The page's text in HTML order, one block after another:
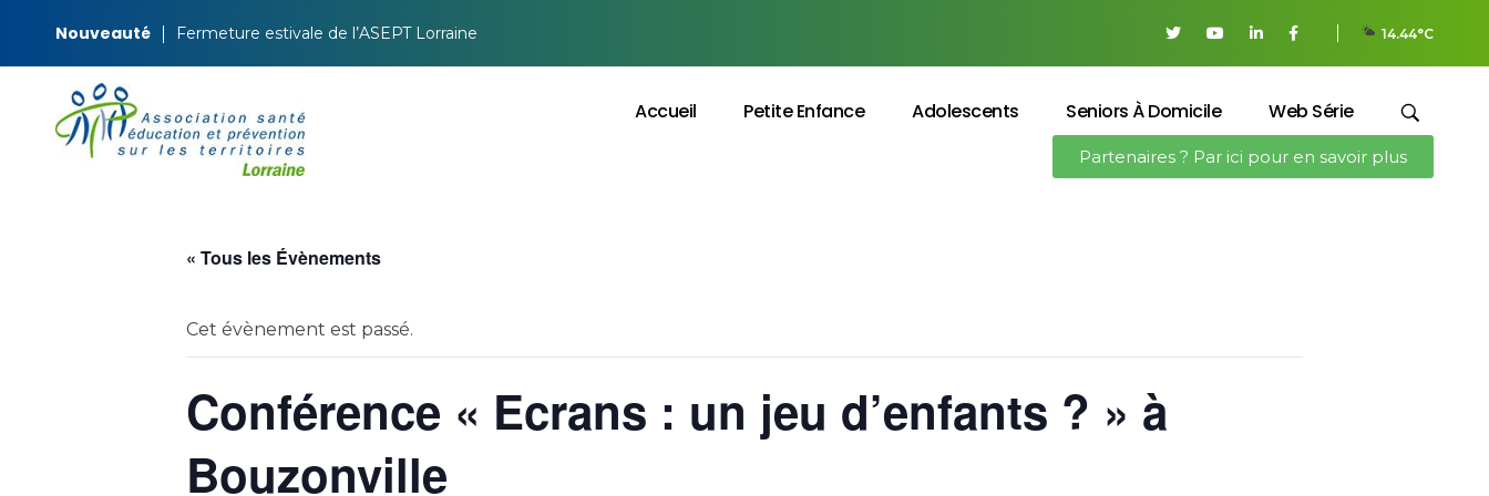
Nouveauté Fermeture estivale de l’ASEPT Lorraine 14.44°C
Accueil Petite Enfance Adolescents Seniors À Domicile Web Série
Partenaires ? Par ici pour en savoir plus
« Tous les Évènements
Cet évènement est passé.
Conférence « Ecrans : un jeu d’enfants ? » à
Bouzonville